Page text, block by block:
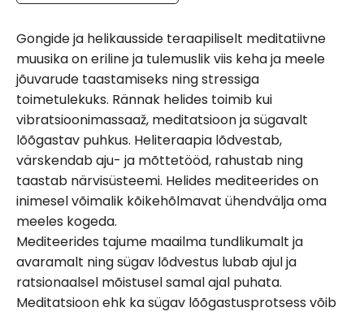
Gongide ja helikausside teraapiliselt meditatiivne
muusika on eriline ja tulemuslik viis keha ja meele
jõuvarude taastamiseks ning stressiga
toimetulekuks. Rännak helides toimib kui
vibratsioonimassaaž, meditatsioon ja sügavalt
lõõgastav puhkus. Heliteraapia lõdvestab,
värskendab aju- ja mõttetööd, rahustab ning
taastab närvisüsteemi. Helides mediteerides on
inimesel võimalik kõikehõlmavat ühendvälja oma
meeles kogeda.
Mediteerides tajume maailma tundlikumalt ja
avaramalt ning sügav lõdvestus lubab ajul ja
ratsionaalsel mõistusel samal ajal puhata.
Meditatsioon ehk ka sügav lõõgastusprotsess võib